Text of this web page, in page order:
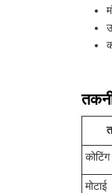
कोटिंग
मोटाई